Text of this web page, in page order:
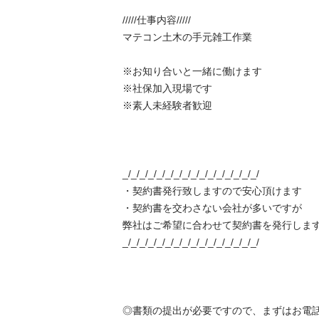
/////仕事内容/////
マテコン土木の手元雑工作業
※お知り合いと一緒に働けます
※社保加入現場です
※素人未経験者歓迎
_/_/_/_/_/_/_/_/_/_/_/_/_/_/_/_/
・契約書発行致しますので安心頂けます
・契約書を交わさない会社が多いですが
弊社はご希望に合わせて契約書を発行しま
_/_/_/_/_/_/_/_/_/_/_/_/_/_/_/_/
◎書類の提出が必要ですので、まずはお電